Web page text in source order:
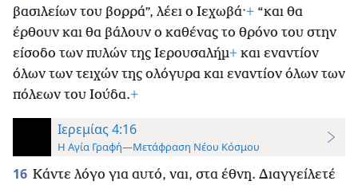
βασιλείων του βορρά”, λέει ο Ιεχωβά·+ “και θα
έρθουν και θα βάλουν ο καθένας το θρόνο του στην
είσοδο των πυλών της Ιερουσαλήμ+ και εναντίον
όλων των τειχών της ολόγυρα και εναντίον όλων των
πόλεων του Ιούδα.+
Ιερεμίας 4:16
Η Αγία Γραφή—Μετάφραση Νέου Κόσμου
16 Κάντε λόγο για αυτό, ναι, στα έθνη. Διαγγείλετέ